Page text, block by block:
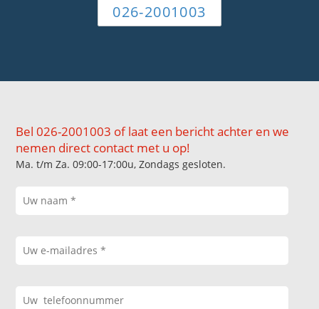
026-2001003
Bel 026-2001003 of laat een bericht achter en we
nemen direct contact met u op!
Ma. t/m Za. 09:00-17:00u, Zondags gesloten.